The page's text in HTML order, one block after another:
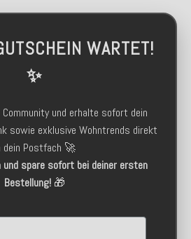
WARTET!
✨
und erhalte sofort dein
sowie exklusive Wohntrends direkt
dein Postfach 🚀
und spare sofort bei deiner ersten
Bestellung!🎁